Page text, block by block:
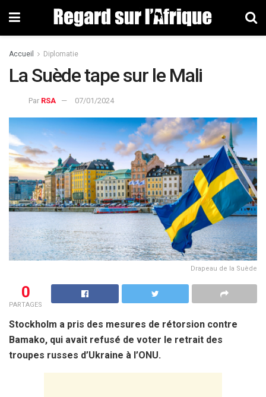
Accueil Diplomatie
La Suède tape sur le Mali
Par RSA 07/01/2024
Drapeau de la Suède
0
PARTAGES
Stockholm a pris des mesures de rétorsion contre
Bamako, qui avait refusé de voter le retrait des
troupes russes d’Ukraine à l’ONU.